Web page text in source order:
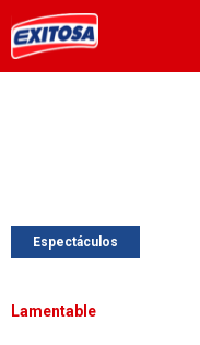
Espectáculos
Lamentable